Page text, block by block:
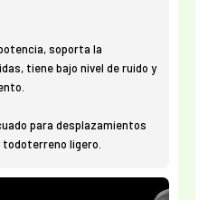
soporta la
tiene bajo nivel de ruido y
para desplazamientos
ligero.